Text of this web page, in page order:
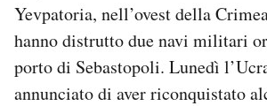
Yevpatoria, nell’ovest della
hanno distrutto due navi militari
porto di Sebastopoli. Lunedì
annunciato di aver riconquistato